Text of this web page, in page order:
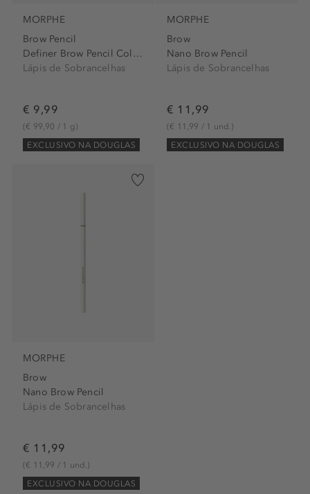
MORPHE
Brow Pencil
Definer Brow Pencil Cold Brew
Lápis de Sobrancelhas
€ 9,99
(€ 99,90 / 1 g)
EXCLUSIVO NA DOUGLAS
MORPHE
Brow
Nano Brow Pencil
Lápis de Sobrancelhas
€ 11,99
(€ 11,99 / 1 und.)
EXCLUSIVO NA DOUGLAS
MORPHE
Brow
Nano Brow Pencil
Lápis de Sobrancelhas
€ 11,99
(€ 11,99 / 1 und.)
EXCLUSIVO NA DOUGLAS